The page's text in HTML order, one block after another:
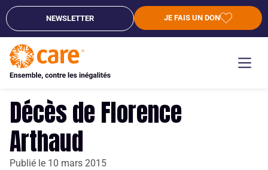
NEWSLETTER JE FAIS UN DON
Décès de Florence
Arthaud
Publié le 10 mars 2015